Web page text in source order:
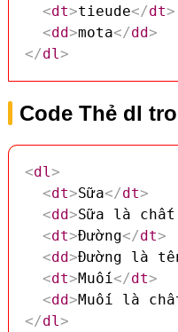
<dt>tieude</dt>
<dd>mota</dd>
</dl>
Code Thẻ dl
<dl>
<dt>Sữa</dt>
<dd>Sữa là
<dt>Đường</dt>
<dd>Đường là
<dt>Muối</dt>
<dd>Muối là
</dl>